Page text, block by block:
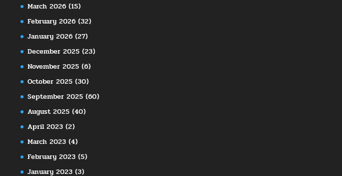
March 2026(15)
February 2026(32)
January 2026(27)
December 2025(23)
November 2025(6)
October 2025(30)
September 2025(60)
August 2025(40)
April 2023(2)
March 2023(4)
February 2023(5)
January 2023(3)